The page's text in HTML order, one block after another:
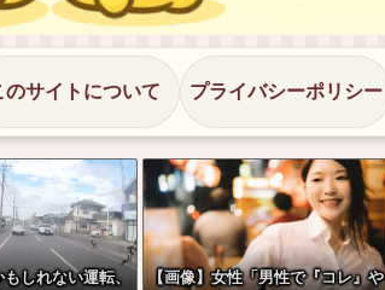
のサイトについて プライバシーポリシー
もしれない運転、
【画像】女性「男性で『コレ』や